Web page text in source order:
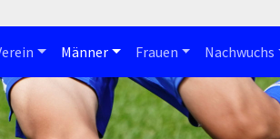
Männer Frauen Nachwuchs